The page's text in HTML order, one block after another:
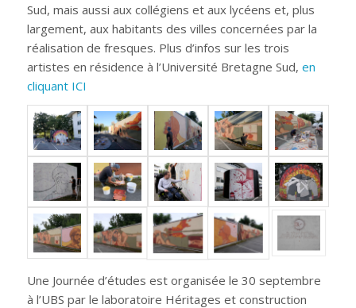
Sud, mais aussi aux collégiens et aux lycéens et, plus
largement, aux habitants des villes concernées par la
réalisation de fresques. Plus d’infos sur les trois
artistes en résidence à l’Université Bretagne Sud, en
cliquant ICI
Une Journée d’études est organisée le 30 septembre
à l’UBS par le laboratoire Héritages et construction